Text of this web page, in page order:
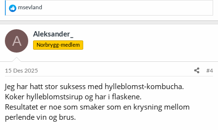
En vesentlig forkjell fra ølbrygging, er at her skal brygget
fermenteres i oksygen. Så lokket på denne fermenterings glasset
puster. Scoby hotellet (ovenfor) har også et pustende lokk. (papir
holdt sammen med et strikk).
eddik. (og kan faktisk brukes som eddik).
Bildet over, som er med scoby, svart te og sukker regnes som
"primary fermentation".
Når det er ferdig, kan man begynne en mye kortere "second
fermentation".
R
e
a
k
s
o
e
:
msevland
A Aleksander_
Norbrygg-medlem
15 Des 2025 #4
Jeg har hatt stor suksess med hylleblomst-kombucha.
Koker hylleblomstsirup og har i flaskene.
Resultatet er noe som smaker som en krysning mellom
perlende vin og brus.